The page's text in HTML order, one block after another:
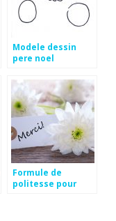
Modele dessin
pere noel
Formule de
politesse pour